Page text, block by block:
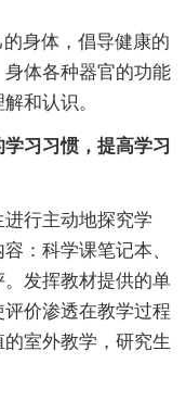
身体，倡导健康的
体各种器官的功能
和认识。
习习惯，提高学习
行主动地探究学
：科学课笔记本、
发挥教材提供的单
价渗透在教学过程
室外教学，研究生